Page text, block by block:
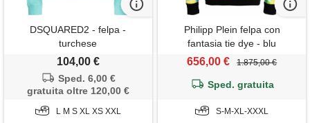
DSQUARED2 - felpa -
turchese
104,00 €
Sped. 6,00 €
gratuita oltre 120,00 €
L M S XL XS XXL
Philipp Plein felpa con
fantasia tie dye - blu
656,00 € 1.875,00 €
Sped. gratuita
S-M-XL-XXXL